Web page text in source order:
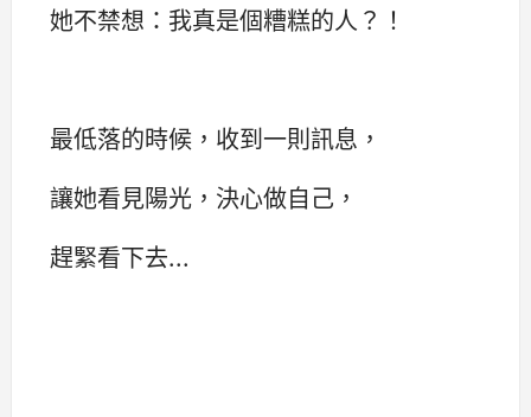
她不禁想：我真是個糟糕的人？！
最低落的時候，收到一則訊息，
讓她看見陽光，決心做自己，
趕緊看下去...